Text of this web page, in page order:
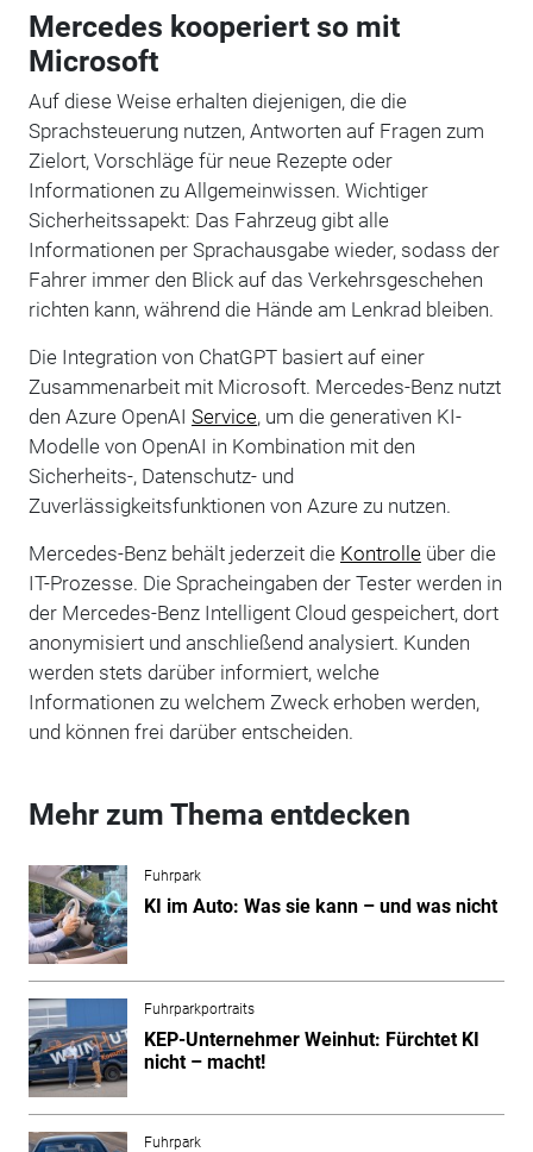
Mercedes kooperiert so mit
Microsoft
Auf diese Weise erhalten diejenigen, die die
Sprachsteuerung nutzen, Antworten auf Fragen zum
Zielort, Vorschläge für neue Rezepte oder
Informationen zu Allgemeinwissen. Wichtiger
Sicherheitssapekt: Das Fahrzeug gibt alle
Informationen per Sprachausgabe wieder, sodass der
Fahrer immer den Blick auf das Verkehrsgeschehen
richten kann, während die Hände am Lenkrad bleiben.
Die Integration von ChatGPT basiert auf einer
Zusammenarbeit mit Microsoft. Mercedes-Benz nutzt
den Azure OpenAI Service, um die generativen KI-
Modelle von OpenAI in Kombination mit den
Sicherheits-, Datenschutz- und
Zuverlässigkeitsfunktionen von Azure zu nutzen.
Mercedes-Benz behält jederzeit die Kontrolleüber die
IT-Prozesse. Die Spracheingaben der Tester werden in
der Mercedes-Benz Intelligent Cloud gespeichert, dort
anonymisiert und anschließend analysiert. Kunden
werden stets darüber informiert, welche
Informationen zu welchem Zweck erhoben werden,
und können frei darüber entscheiden.
Mehr zum Thema entdecken
Fuhrpark
KI im Auto: Was sie kann – und was nicht
Fuhrparkportraits
KEP-Unternehmer Weinhut: Fürchtet KI
nicht – macht!
Fuhrpark